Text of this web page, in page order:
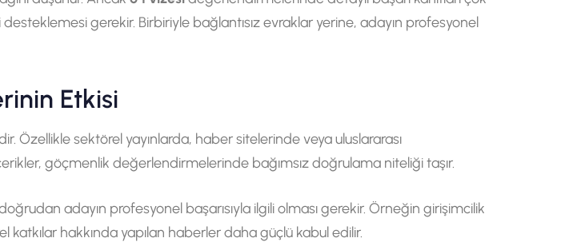
gerekir. Birbiriyle bağlantısız evraklar yerine, adayın profesyonel
Etkisi
Özellikle sektörel yayınlarda, haber sitelerinde veya uluslararası
göçmenlik değerlendirmelerinde bağımsız doğrulama niteliği taşır.
adayın profesyonel başarısıyla ilgili olması gerekir. Örneğin girişimcilik
katkılar hakkında yapılan haberler daha güçlü kabul edilir.